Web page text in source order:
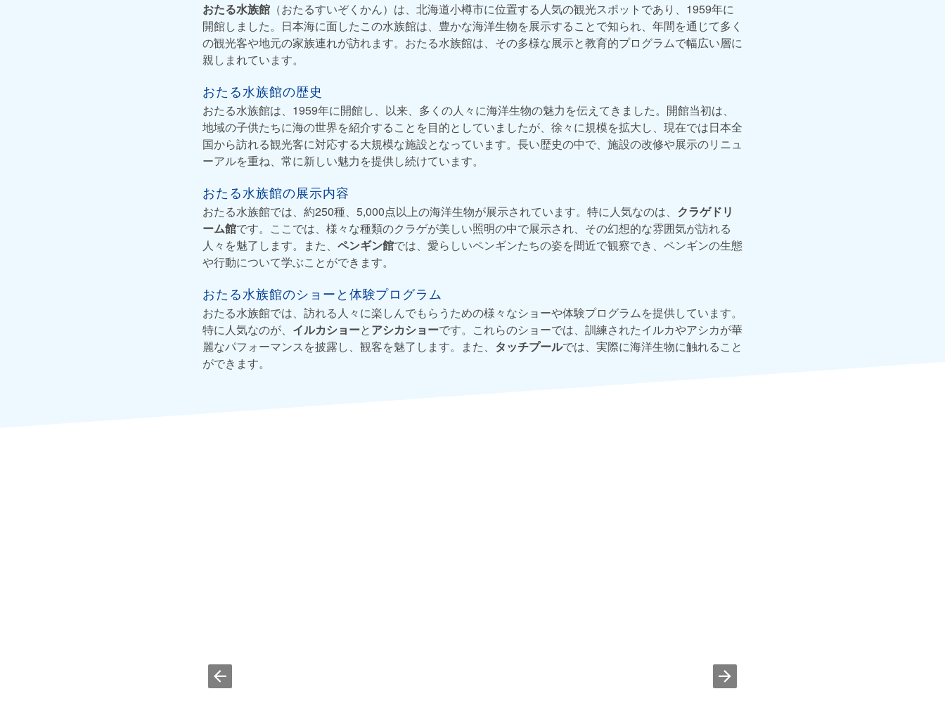
おたる水族館 （おたるすいぞくかん）は、北海道小樽市に位置する人気の観光スポットであり、1959年に
開館しました。日本海に面したこの水族館は、豊かな海洋生物を展示することで知られ、年間を通じて多く
の観光客や地元の家族連れが訪れます。おたる水族館は、その多様な展示と教育的プログラムで幅広い層に
親しまれています。
おたる水族館の歴史
おたる水族館は、1959年に開館し、以来、多くの人々に海洋生物の魅力を伝えてきました。開館当初は、
地域の子供たちに海の世界を紹介することを目的としていましたが、徐々に規模を拡大し、現在では日本全
国から訪れる観光客に対応する大規模な施設となっています。長い歴史の中で、施設の改修や展示のリニュ
ーアルを重ね、常に新しい魅力を提供し続けています。
おたる水族館の展示内容
おたる水族館では、約250種、5,000点以上の海洋生物が展示されています。特に人気なのは、 クラゲドリ
ーム館です。ここでは、様々な種類のクラゲが美しい照明の中で展示され、その幻想的な雰囲気が訪れる
人々を魅了します。また、 ペンギン館では、愛らしいペンギンたちの姿を間近で観察でき、ペンギンの生態
や行動について学ぶことができます。
おたる水族館のショーと体験プログラム
おたる水族館では、訪れる人々に楽しんでもらうための様々なショーや体験プログラムを提供しています。
特に人気なのが、 イルカショーとアシカショーです。これらのショーでは、訓練されたイルカやアシカが華
麗なパフォーマンスを披露し、観客を魅了します。また、 タッチプールでは、実際に海洋生物に触れること
ができます。